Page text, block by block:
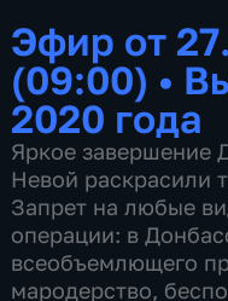
Эфир от
(09:00) •
2020 года
Яркое завершение
Невой раскрасили
Запрет на любые
операции: в
всеобъемлющего
мародерство,